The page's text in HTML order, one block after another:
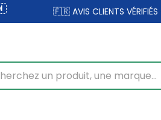
🇫🇷 AVIS CLIENTS VÉRIFIÉS